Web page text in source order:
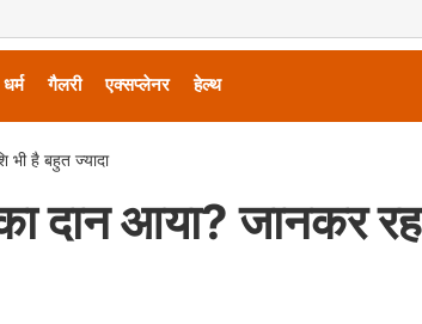
धर्म गैलरी एक्सप्लेनर हेल्थ
भी है बहुत ज्यादा
दान आया? जानकर रह